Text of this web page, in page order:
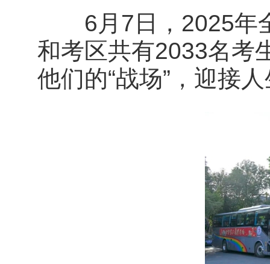
6月7日，2025年全
和考区共有2033名考
他们的“战场”，迎接